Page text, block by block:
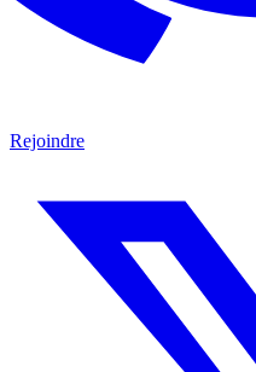
Rejoindre